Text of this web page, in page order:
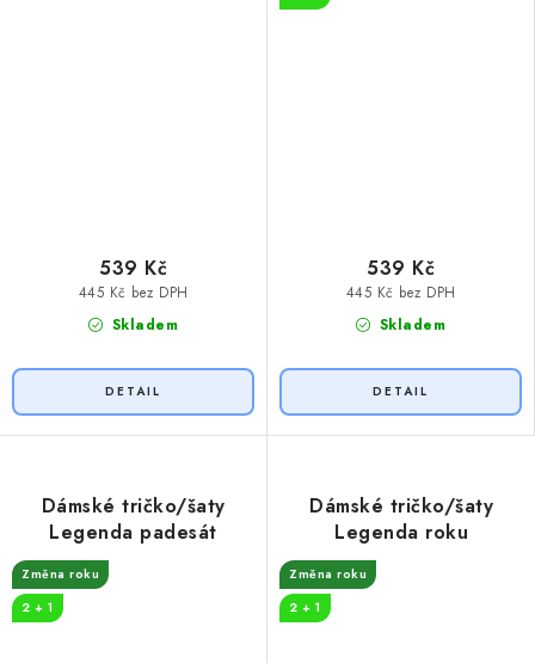
Skladem
445 Kč bez DPH
539 Kč
Skladem
445 Kč bez DPH
539 Kč
Dámské tričko/šaty
Legenda padesát
Změna roku
2 + 1
Dámské tričko/šaty
Legenda roku
Změna roku
2 + 1